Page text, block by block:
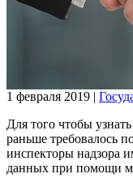
1 февраля 2019 |
Для того чтобы
раньше требовалось
инспекторы надзора
данных при помощи